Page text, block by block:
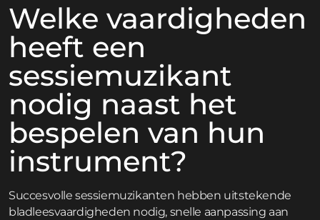
Welke vaardigheden
heeft een
sessiemuzikant
nodig naast het
bespelen van hun
instrument?
Succesvolle sessiemuzikanten hebben uitstekende
bladleesvaardigheden nodig, snelle aanpassing aan